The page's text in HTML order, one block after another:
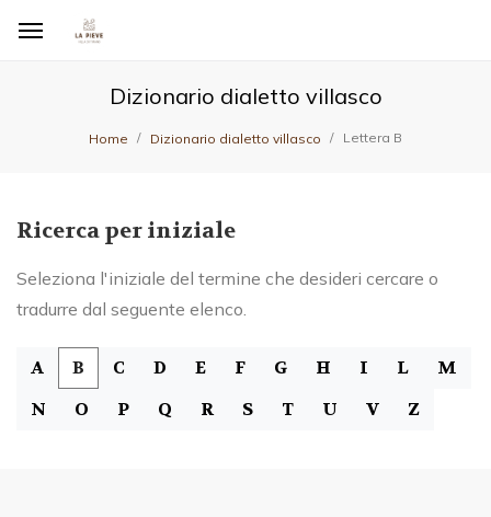
Dizionario dialetto villasco
Home Dizionario dialetto villasco Lettera B
Ricerca per iniziale
Seleziona l'iniziale del termine che desideri cercare o
tradurre dal seguente elenco.
A B C D E F G H I L
M
N
O P Q R S T U V Z